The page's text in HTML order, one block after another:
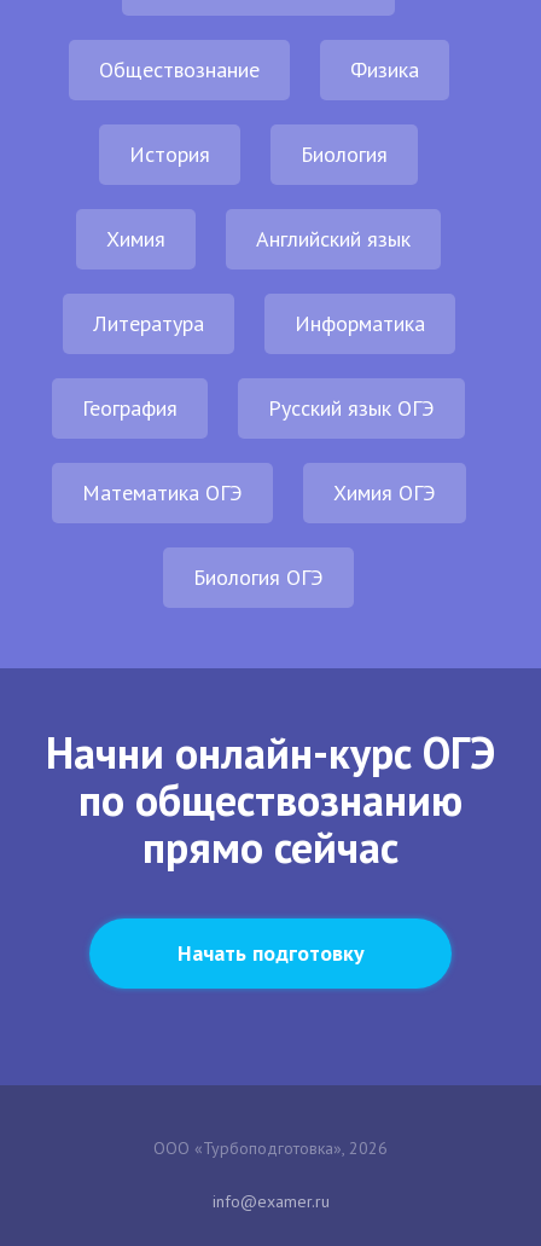
Обществознание Физика
История Биология
Химия Английский язык
Литература Информатика
География Русский язык ОГЭ
Математика ОГЭ Химия ОГЭ
Биология ОГЭ
Начни онлайн-курс ОГЭ
по обществознанию
прямо сейчас
Начать подготовку
ООО «Турбоподготовка», 2026